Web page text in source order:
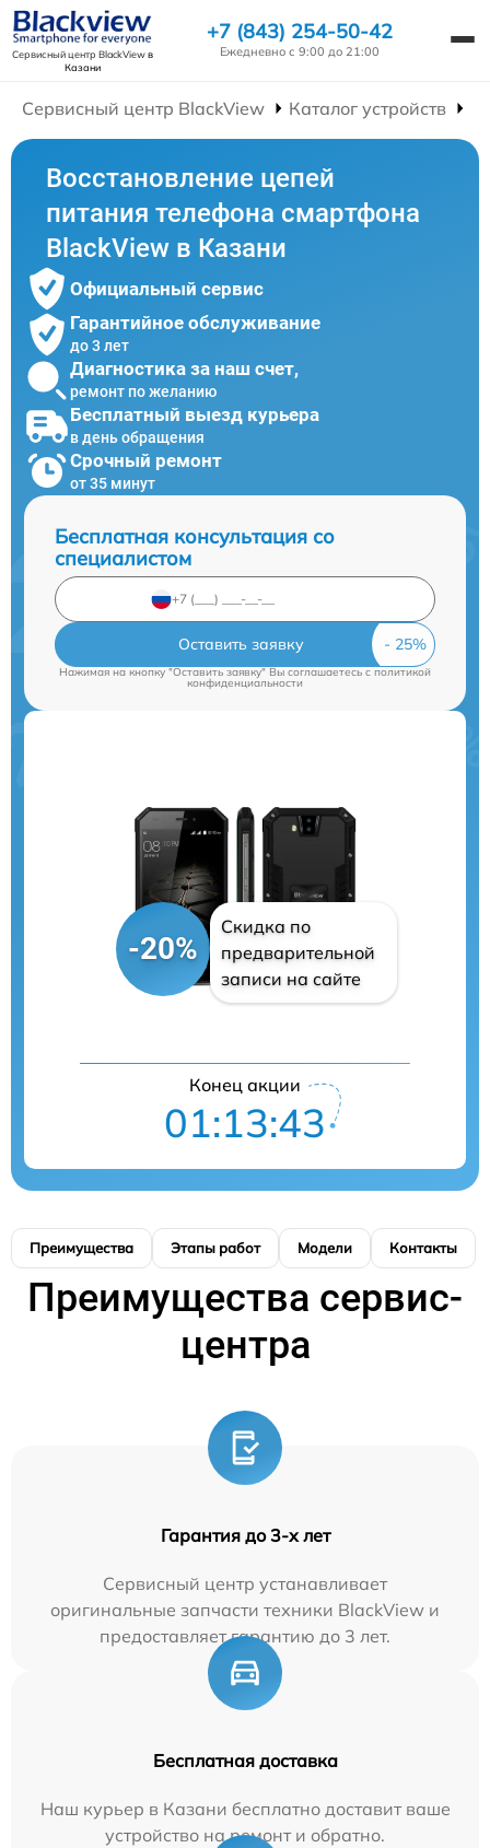
Сервисный центр BlackViewв
Казани
+7 (843) 254-50-42
Ежедневно с 9:00 до 21:00
Сервисный центр BlackView Каталог устройств
Восстановление цепей
питания телефона смартфона
BlackView в Казани
Официальный сервис
Гарантийное обслуживание
до 3 лет
Диагностика за наш счет,
ремонт по желанию
Бесплатный выезд курьера
в день обращения
Срочный ремонт
от 35 минут
Бесплатная консультация со
специалистом
Оставить заявку
Нажимая на кнопку "Оставить заявку" Вы соглашаетесь cполитикой
конфиденциальности
-20%
Скидка по
предварительной
записи на сайте
Конец акции
01:13:42
Преимущества Этапы работ Модели Контакты
Преимущества сервис-
центра
Гарантия до 3-х лет
Сервисный центр устанавливает
оригинальные запчасти техники BlackView и
предоставляет гарантию до 3 лет.
Бесплатная доставка
Наш курьер в Казани бесплатно доставит ваше
устройство на ремонт и обратно.